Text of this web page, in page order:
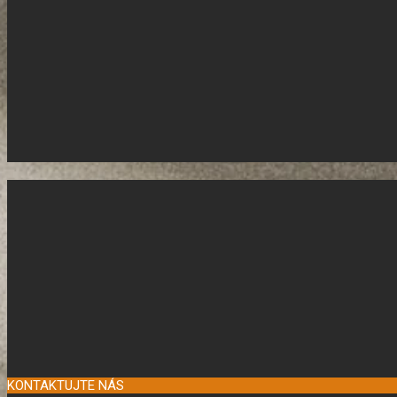
KONTAKTUJTE NÁS